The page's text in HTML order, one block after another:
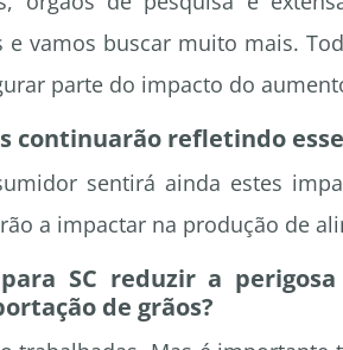
e vamos buscar muito mais.
parte do impacto do
continuarão refletindo
sentirá ainda estes
a impactar na produção de
SC reduzir a
de grãos?